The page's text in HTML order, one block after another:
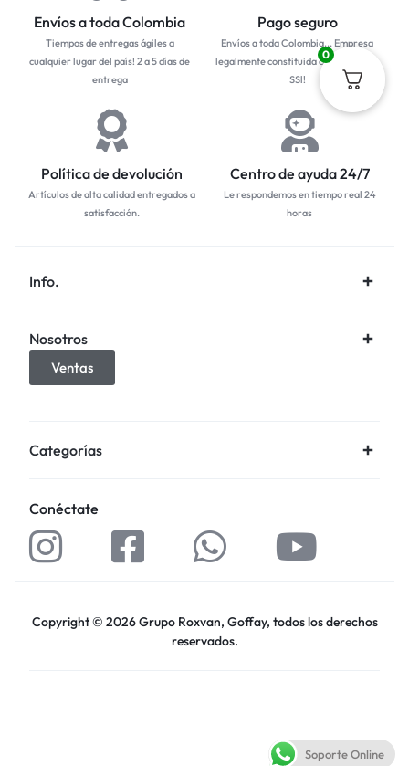
Envíos a toda Colombia
Tiempos de entregas ágiles a
cualquier lugar del país! 2 a 5 días de
entrega
Pago seguro
Envíos a toda Colombia... Empresa
legalmente constituida con protocolo
SSl!
Política de devolución
Artículos de alta calidad entregados a
satisfacción.
Centro de ayuda 24/7
Le respondemos en tiempo real 24
horas
Info.
Nosotros
Ventas
Categorías
Conéctate
Copyright © 2026 Grupo Roxvan, Goffay, todos los derechos
reservados.
Soporte Online
0